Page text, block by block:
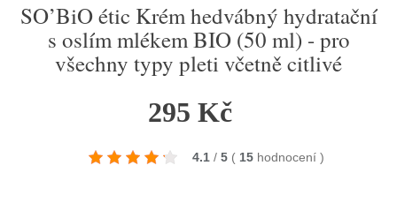
SO’BiO étic Krém hedvábný hydratační
s oslím mlékem BIO (50 ml) - pro
všechny typy pleti včetně citlivé
295 Kč
4.1 / 5 ( 15 hodnocení )